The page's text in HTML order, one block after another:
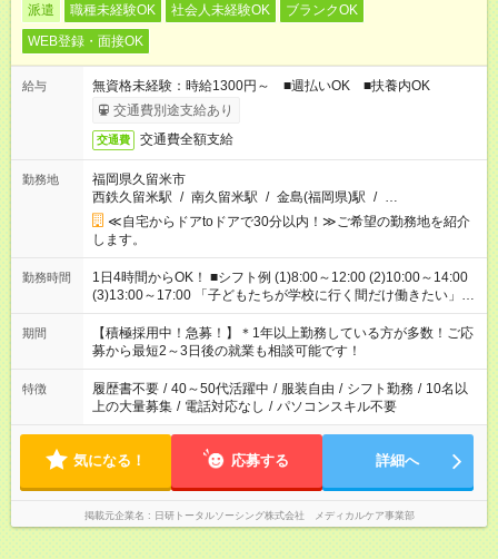
派遣 職種未経験OK 社会人未経験OK
ブランクOK
WEB登録・面接OK
給与
無資格未経験：時給1300円～ ■週払いOK ■扶養内OK
交通費別途支給あり
交通費 交通費全額支給
勤務地
福岡県久留米市
西鉄久留米駅 / 南久留米駅 / 金島(福岡県)駅 / …
≪自宅からドアtoドアで30分以内！≫ご希望の勤務地を紹介
します。
勤務時間
1日4時間からOK！ ■シフト例 (1)8:00～12:00 (2)10:00～14:00
(3)13:00～17:00 「子どもたちが学校に行く間だけ働きたい」
「余裕を持って夕飯の準備がしたい」 「午前中は働いて、午後
はプライベートの時間にしたい」 など、ご希望を教えてくださ
いね。 ※Wワーク希望の方へ 今ご覧のお仕事で希望する勤務時
間と、もう1つのお仕事の勤務時間。 合計で週40時間を超える
場合は応募できません。
期間
【積極採用中！急募！】＊1年以上勤務している方が多数！ご応
募から最短2～3日後の就業も相談可能です！
特徴 履歴書不要 / 40～50代活躍中 / 服装自由 / シフト勤務 / 10名以
上の大量募集 / 電話対応なし / パソコンスキル不要
気になる！ 応募する 詳細へ
掲載元企業名 日研トータルソーシング株式会社 メディカルケア事業部